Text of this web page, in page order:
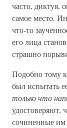
часто, диктуя,
самое место.
что-то
его лица
страшно
Подобно тому
был испытать
только что
удостоверяют,
сочиненные